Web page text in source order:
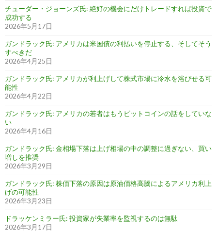
チューダー・ジョーンズ氏: 絶好の機会にだけトレードすれば投資で
成功する
2026年5月17日
ガンドラック氏: アメリカは米国債の利払いを停止する、そしてそう
すべきだ
2026年4月25日
ガンドラック氏: アメリカが利上げして株式市場に冷水を浴びせる可
能性
2026年4月22日
ガンドラック氏: アメリカの若者はもうビットコインの話をしていな
い
2026年4月16日
ガンドラック氏: 金相場下落は上げ相場の中の調整に過ぎない、買い
増しを推奨
2026年3月29日
ガンドラック氏: 株価下落の原因は原油価格高騰によるアメリカ利上
げの可能性
2026年3月23日
ドラッケンミラー氏: 投資家が失業率を監視するのは無駄
2026年3月17日